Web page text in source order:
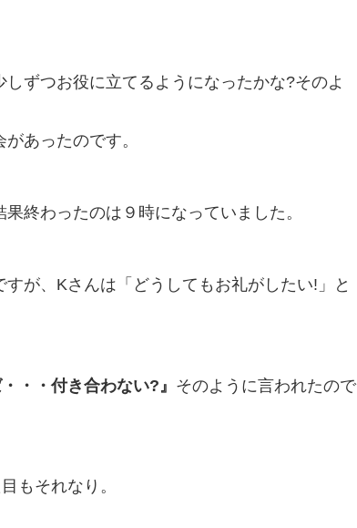
ずつお役に立てるようになったかな?そのよ
あったのです。
終わったのは９時になっていました。
が、Kさんは「どうしてもお礼がしたい!」と
・・付き合わない?』 そのように言われたので
もそれなり。